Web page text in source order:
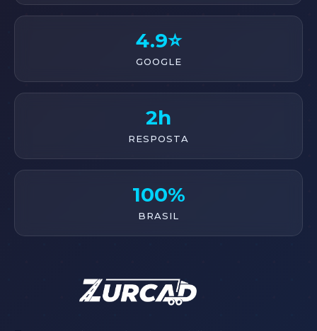
4.9⭐
GOOGLE
2h
RESPOSTA
100%
BRASIL